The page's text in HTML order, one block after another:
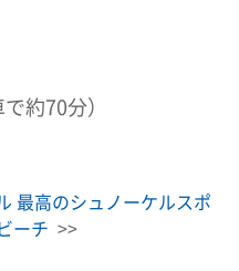
約70分）
最高のシュノーケルスポ
ーチ >>